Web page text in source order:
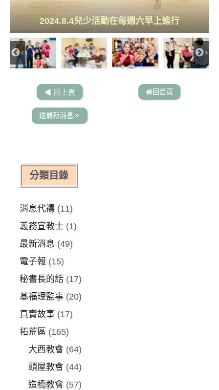
2024.8.4在耶穌裏我們是一家人主日大合照
2024.8.4弟兄姐妹們同心為曾媽媽病得醫治禱告
2024.8.4兒少活動在每週六早上進行
2024.8.4活水小組與真理造就班喜樂相聚在一起
2024.8.4愛家小組隔週三歡樂聚會
2024.8.4感謝許牧師、師母到大西教會協助事工
2024.8.4感謝許書顯牧師、師母再次到大西教會
協助事工求神記念
2024.8.4歡迎新朋友劉姐妹的女兒、兒子及孫女
第一次到大西教會參加主日聚會
2024.8.4歡迎新朋友劉姐妹的女兒、兒子及孫女
第一次到大西教會參加主日聚會1
竹北門聖教會柯慧美師母、康海文宣教士夫婦及
同工們合照留念
2024.8.11李爸爸耕種田園樂在其間
2024.8.11金昌兄夫婦熱心地方夫唱婦隨
2024.8.11柯慧美師母為曾媽媽禱告
2024.8.11真理造就班合影留念
2024.8.11感謝康海文弟兄夫婦多年來一直在關心
我們求神記念
2024.8.11感謝新竹北門聖教會柯慧美師母到大西
教會證道帶來美好信息
2024.8.18 1愛家小組開心聚會
2024.8.18三天兩夜福音聯盟靈修會畫下美好句點
2024.8.18今年大西教會共有五位弟兄姐妹參加福
音聯盟信徒靈修會的聚會
2024.8.18主日分組禱告彼此關心
2024.8.18真理造就班
2024.8.18許牧師、師母服事弟兄姐妹們
2024.8.18暑假親子外出一遊
2024.8.18黃姐妹的父親黃爸爸受洗歸向主耶穌
2024.8.18感謝許書顯牧師到大西教會證道帶來美
好信息願神記念
辦的關鍵100三晨更禁食禱告會於8月23日開始弟
兄姐妹們熱情參與
2024.8.25再次去關心曾媽媽
2024.8.25在耶穌裏我們是一家人主日時弟兄姐妹
們與新竹北門聖教會董德官牧師及師母合影留念
2024.8.25參加莊淑真傳道陳美智傳道按牧禮拜
2024.8.25教會鄰居姚太太抱著第一個孫子高興歡
喜
2024.8.25週六兒少活動
2024.8.25感謝基福游川益理事到大西教會關心
2024.8.25感謝新竹北門聖教會董德官牧師到大西
教會證道並為曾媽媽禱告祝福
姜禮振牧師師母會面並感謝他們多年來對大西教
會的關心及支持
◀︎ 回上頁 回首頁
返最新消息
分類目錄
消息代禱 (11)
義務宣教士 (1)
最新消息 (49)
電子報 (15)
秘書長的話 (17)
基福理監事 (20)
真實故事 (17)
拓荒區 (165)
大西教會 (64)
頭屋教會 (44)
造橋教會 (57)